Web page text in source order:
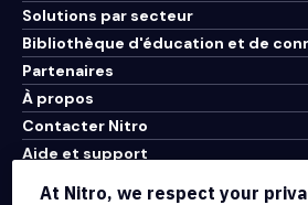
Solutions par secteur
Bibliothèque d'éducation et de
Partenaires
À propos
Contacter Nitro
Aide et support
At Nitro, we respect your